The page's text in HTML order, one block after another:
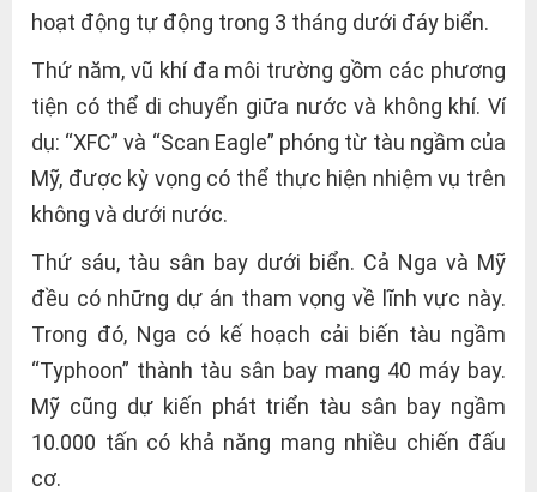
hoạt động tự động trong 3 tháng dưới đáy biển.
Thứ năm, vũ khí đa môi trường gồm các phương
tiện có thể di chuyển giữa nước và không khí. Ví
dụ: “XFC” và “Scan Eagle” phóng từ tàu ngầm của
Mỹ, được kỳ vọng có thể thực hiện nhiệm vụ trên
không và dưới nước.
Thứ sáu, tàu sân bay dưới biển. Cả Nga và Mỹ
đều có những dự án tham vọng về lĩnh vực này.
Trong đó, Nga có kế hoạch cải biến tàu ngầm
“Typhoon” thành tàu sân bay mang 40 máy bay.
Mỹ cũng dự kiến phát triển tàu sân bay ngầm
10.000 tấn có khả năng mang nhiều chiến đấu
cơ.